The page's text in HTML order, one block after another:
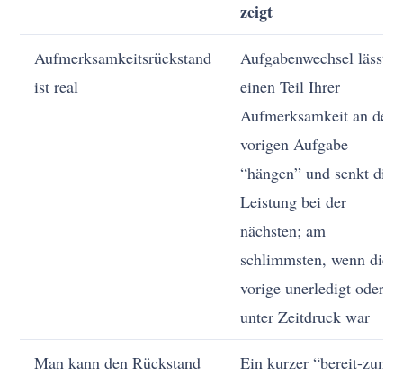
zeigt
Aufmerksamkeitsrückstand
ist real
Aufgabenwechsel lässt
einen Teil Ihrer
Aufmerksamkeit an der
vorigen Aufgabe
“hängen” und senkt die
Leistung bei der
nächsten; am
schlimmsten, wenn die
vorige unerledigt oder
unter Zeitdruck war
Man kann den Rückstand
Ein kurzer “bereit-zum-